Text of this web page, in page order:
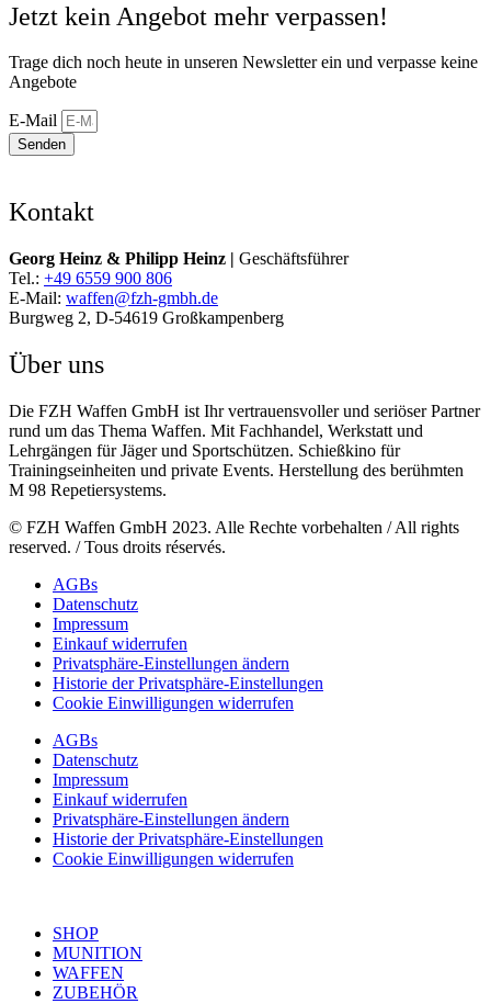
Jetzt kein Angebot mehr verpassen!
Trage dich noch heute in unseren Newsletter ein und verpasse keine
Angebote
E-Mail
Senden
Kontakt
Georg Heinz & Philipp Heinz | Geschäftsführer
Tel.: +49 6559 900 806
E-Mail: waffen@fzh-gmbh.de
Burgweg 2, D-54619 Großkampenberg
Über uns
Die FZH Waffen GmbH ist Ihr vertrauensvoller und seriöser Partner
rund um das Thema Waffen. Mit Fachhandel, Werkstatt und
Lehrgängen für Jäger und Sportschützen. Schießkino für
Trainingseinheiten und private Events. Herstellung des berühmten
M 98 Repetiersystems.
© FZH Waffen GmbH 2023. Alle Rechte vorbehalten / All rights
reserved. / Tous droits réservés.
AGBs
Datenschutz
Impressum
Einkauf widerrufen
Privatsphäre-Einstellungen ändern
Historie der Privatsphäre-Einstellungen
Cookie Einwilligungen widerrufen
AGBs
Datenschutz
Impressum
Einkauf widerrufen
Privatsphäre-Einstellungen ändern
Historie der Privatsphäre-Einstellungen
Cookie Einwilligungen widerrufen
SHOP
MUNITION
WAFFEN
ZUBEHÖR